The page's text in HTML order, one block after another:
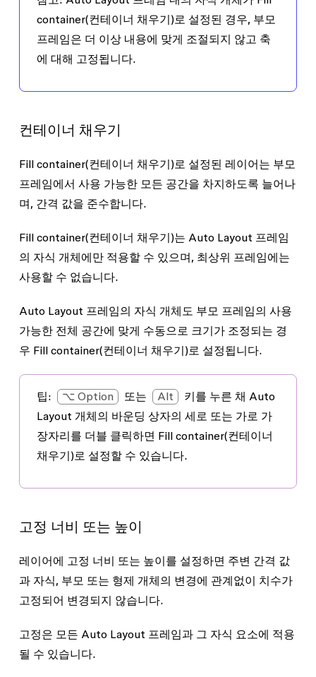
container(컨테이너 채우기)로 설정된 경우, 부모
프레임은 더 이상 내용에 맞게 조절되지 않고 축
에 대해 고정됩니다.
컨테이너 채우기
Fill container(컨테이너 채우기)로 설정된 레이어는 부모
프레임에서 사용 가능한 모든 공간을 차지하도록 늘어나
며, 간격 값을 준수합니다.
Fill container(컨테이너 채우기)는 Auto Layout 프레임
의 자식 개체에만 적용할 수 있으며, 최상위 프레임에는
사용할 수 없습니다.
Auto Layout 프레임의 자식 개체도 부모 프레임의 사용
가능한 전체 공간에 맞게 수동으로 크기가 조정되는 경
우 Fill container(컨테이너 채우기)로 설정됩니다.
팁: ⌥ Option 또는 Alt
키를 누른 채 Auto
Layout 개체의 바운딩 상자의 세로 또는 가로 가
장자리를 더블 클릭하면 Fill container(컨테이너
채우기)로 설정할 수 있습니다.
고정 너비 또는 높이
레이어에 고정 너비 또는 높이를 설정하면 주변 간격 값
과 자식, 부모 또는 형제 개체의 변경에 관계없이 치수가
고정되어 변경되지 않습니다.
고정은 모든 Auto Layout 프레임과 그 자식 요소에 적용
될 수 있습니다.